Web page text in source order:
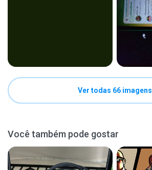
Ver todas 66 imagens
Você também pode gostar